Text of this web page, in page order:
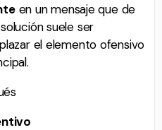
en un mensaje que de
suele ser
el elemento ofensivo